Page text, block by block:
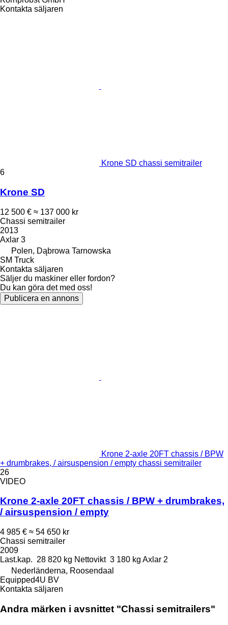
Kontakta säljaren
Krone SD chassi semitrailer
6
Krone SD
12 500 € ≈ 137 000 kr
Chassi semitrailer
2013
Axlar 3
Polen, Dąbrowa Tarnowska
SM Truck
Kontakta säljaren
Säljer du maskiner eller fordon?
Du kan göra det med oss!
Publicera en annons
Krone 2-axle 20FT chassis / BPW
+ drumbrakes, / airsuspension / empty chassi semitrailer
26
VIDEO
Krone 2-axle 20FT chassis / BPW + drumbrakes,
/ airsuspension / empty
4 985 € ≈ 54 650 kr
Chassi semitrailer
2009
Last.kap. 28 820 kg Nettovikt 3 180 kg Axlar 2
Nederländerna, Roosendaal
Equipped4U BV
Kontakta säljaren
Andra märken i avsnittet "Chassi semitrailers"